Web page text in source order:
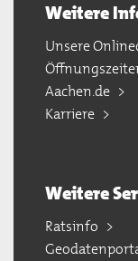
Weitere
Unsere
Aachen.de
Karriere
Weitere
Ratsinfo